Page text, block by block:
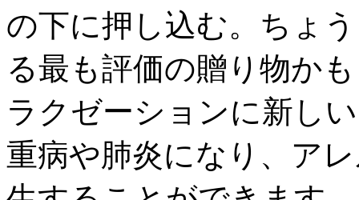
の下に押し込む。ちょ
る最も評価の贈り物か
ラクゼーションに新し
重病や肺炎になり、ア